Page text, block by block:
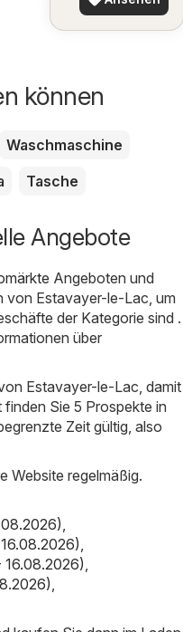
können
Waschmaschine
Tasche
Angebote
Angeboten und
von Estavayer-le-Lac, um
der Kategorie sind .
über
Estavayer-le-Lac, damit
Sie 5 Prospekte in
Zeit gültig, also
Website regelmäßig.